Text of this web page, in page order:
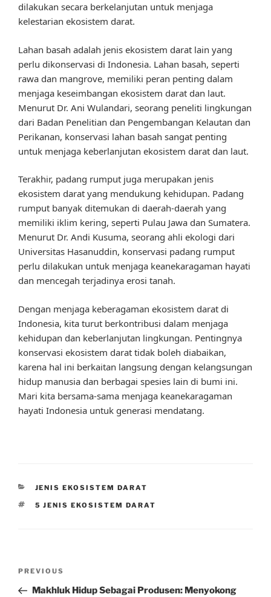
dilakukan secara berkelanjutan untuk menjaga
kelestarian ekosistem darat.
Lahan basah adalah jenis ekosistem darat lain yang
perlu dikonservasi di Indonesia. Lahan basah, seperti
rawa dan mangrove, memiliki peran penting dalam
menjaga keseimbangan ekosistem darat dan laut.
Menurut Dr. Ani Wulandari, seorang peneliti lingkungan
dari Badan Penelitian dan Pengembangan Kelautan dan
Perikanan, konservasi lahan basah sangat penting
untuk menjaga keberlanjutan ekosistem darat dan laut.
Terakhir, padang rumput juga merupakan jenis
ekosistem darat yang mendukung kehidupan. Padang
rumput banyak ditemukan di daerah-daerah yang
memiliki iklim kering, seperti Pulau Jawa dan Sumatera.
Menurut Dr. Andi Kusuma, seorang ahli ekologi dari
Universitas Hasanuddin, konservasi padang rumput
perlu dilakukan untuk menjaga keanekaragaman hayati
dan mencegah terjadinya erosi tanah.
Dengan menjaga keberagaman ekosistem darat di
Indonesia, kita turut berkontribusi dalam menjaga
kehidupan dan keberlanjutan lingkungan. Pentingnya
konservasi ekosistem darat tidak boleh diabaikan,
karena hal ini berkaitan langsung dengan kelangsungan
hidup manusia dan berbagai spesies lain di bumi ini.
Mari kita bersama-sama menjaga keanekaragaman
hayati Indonesia untuk generasi mendatang.
CATEGORIES
JENIS EKOSISTEM DARAT
TAGS
5 JENIS EKOSISTEM DARAT
Previous
Post
PREVIOUS
Makhluk Hidup Sebagai Produsen: Menyokong